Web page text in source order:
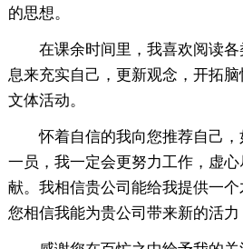
的思想。
在课余时间里，我喜欢阅读
息来充实自己，更新观念，开拓
文体活动。
怀着自信的我向您推荐自己
一员，我一定会更努力工作，虚
献。我相信贵公司能给我提供一
您相信我能为贵公司带来新的活力